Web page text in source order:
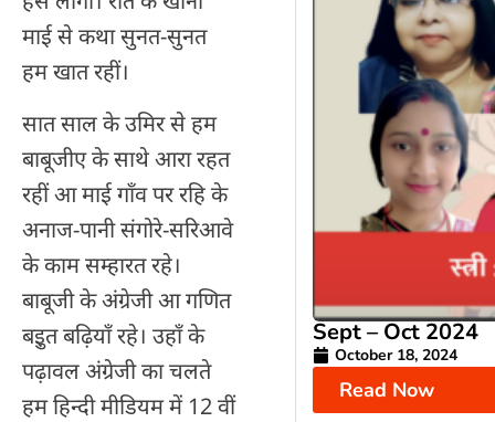
माई से कथा सुनत-सुनत
हम खात रहीं।
सात साल के उमिर से हम
बाबूजीए के साथे आरा रहत
रहीं आ माई गाँव पर रहि के
अनाज-पानी संगोरे-सरिआवे
के काम सम्हारत रहे।
बाबूजी के अंग्रेजी आ गणित
बइुत बढ़ियाँ रहे। उहाँ के
पढ़ावल अंग्रेजी का चलते
हम हिन्दी मीडियम में 12 वीं
Sept – Oct 2024
October 18, 2024
Read Now